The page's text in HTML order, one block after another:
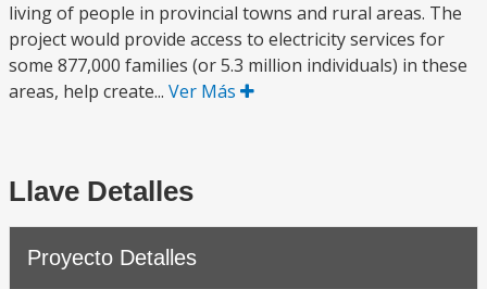
living of people in provincial towns and rural areas. The
project would provide access to electricity services for
some 877,000 families (or 5.3 million individuals) in these
areas, help create... Ver Más
Llave Detalles
Proyecto Detalles